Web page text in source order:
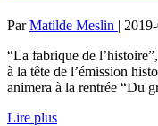
ParMatilde Meslin |
“La fabrique de
à la tête de l’émission
animera à la rentrée “Du
Lire plus